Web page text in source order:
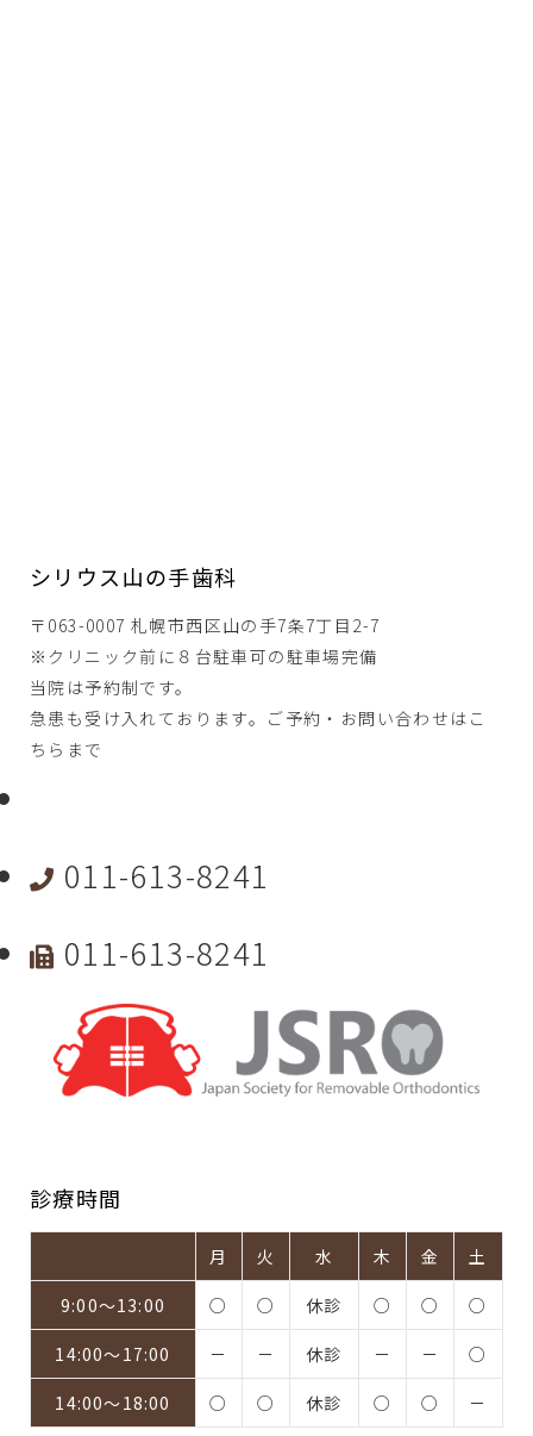
シリウス山の手歯科
〒063-0007 札幌市西区山の手7条7丁目2-7
※クリニック前に８台駐車可の駐車場完備
当院は予約制です。
急患も受け入れております。ご予約・お問い合わせはこ
ちらまで
011-613-8241
011-613-8241
診療時間
月 火 水 木 金 土
9:00～13:00 ○ ○ 休診 ○ ○ ○
14:00～17:00 － － 休診 － － ○
14:00～18:00 ○ ○ 休診 ○ ○ －